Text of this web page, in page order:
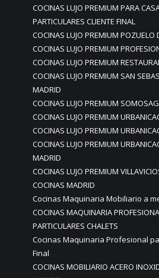
COCINAS LUJO PREMIUM PARA
PARTICULARES CLIENTE FINAL
COCINAS LUJO PREMIUM POZUELO
COCINAS LUJO PREMIUM
COCINAS LUJO PREMIUM
COCINAS LUJO PREMIUM SAN
MADRID
COCINAS LUJO PREMIUM
COCINAS LUJO PREMIUM
COCINAS LUJO PREMIUM
COCINAS LUJO PREMIUM
MADRID
COCINAS LUJO PREMIUM
COCINAS MADRID
Cocinas Maquinaria Mobiliario a
COCINAS MAQUINARIA
PARTICULARES CHALETS
Cocinas Maquinaria Profesional
Final
COCINAS MOBILIARIO ACERO